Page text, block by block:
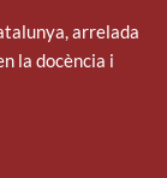
arrelada
la docència i